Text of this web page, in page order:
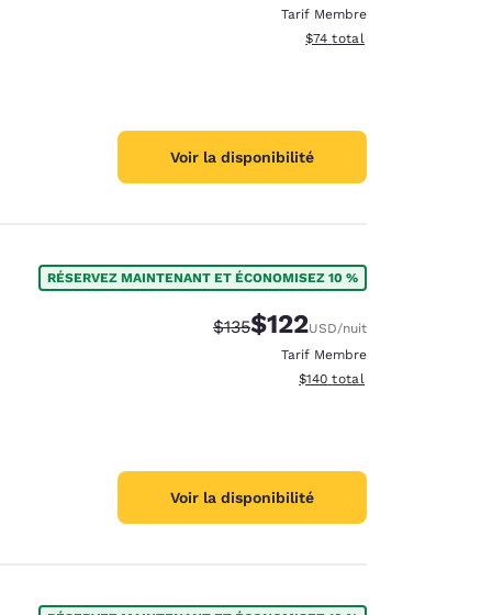
Tarif Membre
Afficher les détails du total
$74 total
Voir la disponibilité
RÉSERVEZ MAINTENANT ET ÉCONOMISEZ 10 %
Tarif barré :
$135Tarif réduit :
$122USD/nuit
Tarif Membre
Afficher les détails du total
$140 total
Voir la disponibilité